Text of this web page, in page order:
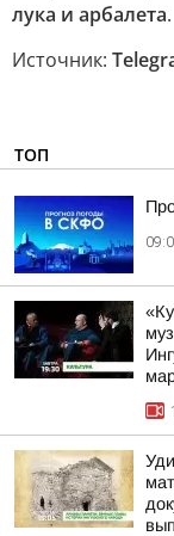
лука и арбалета.
Источник:
ТОП